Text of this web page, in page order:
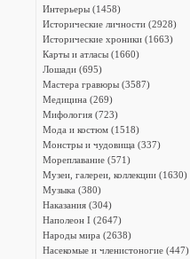
Интерьеры (1458)
Исторические личности (2928)
Исторические хроники (1663)
Карты и атласы (1660)
Лошади (695)
Мастера гравюры (3587)
Медицина (269)
Мифология (723)
Мода и костюм (1518)
Монстры и чудовища (337)
Мореплавание (571)
Музеи, галереи, коллекции (1630)
Музыка (380)
Наказания (304)
Наполеон I (2647)
Народы мира (2638)
Насекомые и членистоногие (447)